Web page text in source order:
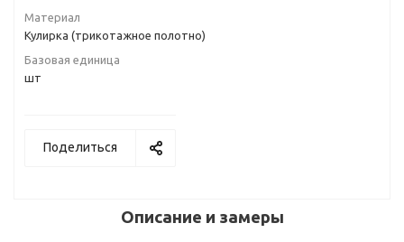
Материал
Кулирка (трикотажное полотно)
Базовая единица
шт
Поделиться
Описание и замеры